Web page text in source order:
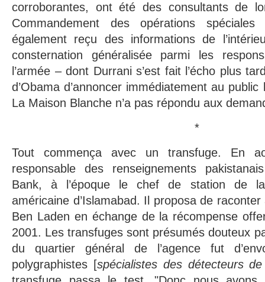
corroborantes, ont été des consultants de
Commandement des opérations spéciales
également reçu des informations de
consternation généralisée parmi les
l’armée – dont Durrani s’est fait l’écho plus
d’Obama d’annoncer immédiatement au
La Maison Blanche n’a pas répondu aux
*
Tout commença avec un transfuge. En
responsable des renseignements
Bank, à l’époque le chef de station de la
américaine d’Islamabad. Il proposa de
Ben Laden en échange de la récompense
2001. Les transfuges sont présumés douteux
du quartier général de l’agence fut
polygraphistes [spécialistes des détecteurs